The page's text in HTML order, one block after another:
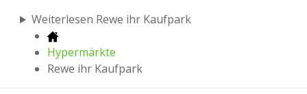
Weiterlesen Rewe ihr Kaufpark
Hypermärkte
Rewe ihr Kaufpark